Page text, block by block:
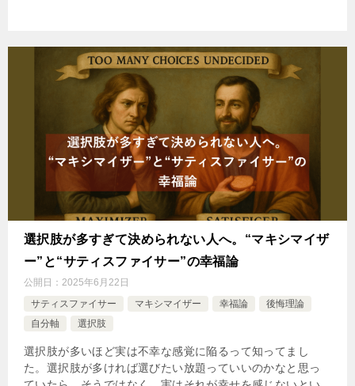
選択肢が多すぎて決められない人へ。“マキシマイザ
ー”と“サティスファイサー”の幸福論
公開日： 2025年6月22日
サティスファイサー
マキシマイザー 幸福論
後悔理論
自分軸
選択肢
選択肢が多いほど実は不幸な感覚に陥るって知ってまし
た。選択肢が多ければ選びたい放題っていいのかなと思っ